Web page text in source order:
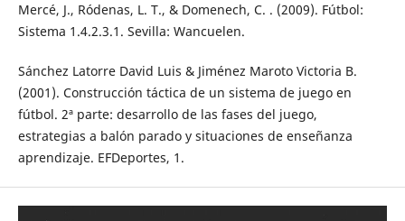
Mercé, J., Ródenas, L. T., & Domenech, C. . (2009). Fútbol:
Sistema 1.4.2.3.1. Sevilla: Wancuelen.
Sánchez Latorre David Luis & Jiménez Maroto Victoria B.
(2001). Construcción táctica de un sistema de juego en
fútbol. 2ª parte: desarrollo de las fases del juego,
estrategias a balón parado y situaciones de enseñanza
aprendizaje. EFDeportes, 1.